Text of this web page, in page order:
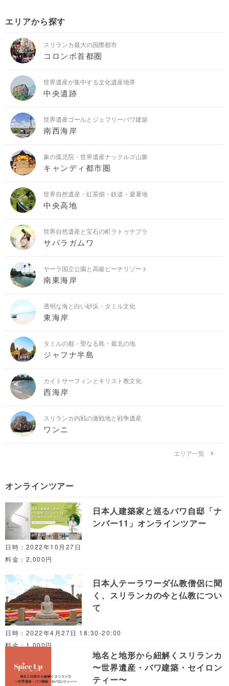
エリアから探す
スリランカ最大の国際都市
コロンボ首都圏
世界遺産が集中する文化遺産地帯
中央遺跡
世界遺産ゴールとジェフリーバワ建築
南西海岸
象の孤児院・世界遺産ナックルズ山脈
キャンディ都市圏
世界自然遺産・紅茶畑・鉄道・避暑地
中央高地
世界自然遺産と宝石の町ラトゥナプラ
サバラガムワ
ヤーラ国立公園と高級ビーチリゾート
南東海岸
透明な海と白い砂浜・タミル文化
東海岸
タミルの都・聖なる島・最北の地
ジャフナ半島
カイトサーフィンとキリスト教文化
西海岸
スリランカ内戦の激戦地と戦争遺産
ワンニ
エリア一覧
オンラインツアー
日本人建築家と巡るバワ自邸「ナ
ンバー11」オンラインツアー
日時：2022年10月27日
料金：2,000円
日本人テーラワーダ仏教僧侶に聞
く、スリランカの今と仏教につい
て
日時：2022年4月27日 18:30-20:00
料金：1,000円
地名と地形から紐解くスリランカ
〜世界遺産・バワ建築・セイロン
ティー〜